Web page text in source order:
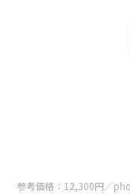
参考価格：12,300円／